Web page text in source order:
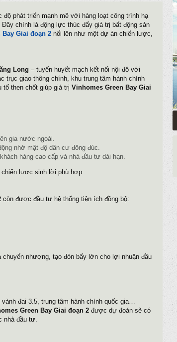
phát triển mạnh mẽ với hàng loạt công trình hạ
chính là động lực thúc đẩy giá trị bất động sản
Bay Giai đoạn 2 nổi lên như một dự án chiến lược,
Long – tuyến huyết mạch kết nối nội đô với
trục giao thông chính, khu trung tâm hành chính
tố then chốt giúp giá trị Vinhomes Green Bay Giai
gia nước ngoài.
nhờ mật độ dân cư đông đúc.
hàng cao cấp và nhà đầu tư dài hạn.
lược sinh lời phù hợp.
còn được đầu tư hệ thống tiện ích đồng bộ:
nhượng, tạo đòn bẩy lớn cho lợi nhuận đầu
đai 3.5, trung tâm hành chính quốc gia…
Green Bay Giai đoạn 2 được dự đoán sẽ có
nhà đầu tư.